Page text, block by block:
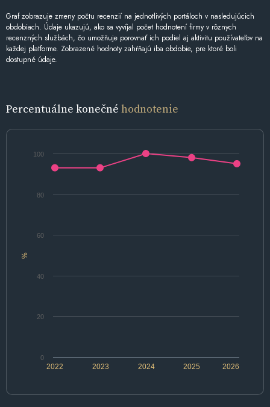
Graf zobrazuje zmeny počtu recenzií na jednotlivých portáloch v nasledujúcich
obdobiach. Údaje ukazujú, ako sa vyvíjal počet hodnotení firmy v rôznych
recenzných službách, čo umožňuje porovnať ich podiel aj aktivitu používateľov na
každej platforme. Zobrazené hodnoty zahŕňajú iba obdobie, pre ktoré boli
dostupné údaje.
Percentuálne konečné hodnotenie
%
2022 2024 2026
2023 2025
0
20
40
60
80
100